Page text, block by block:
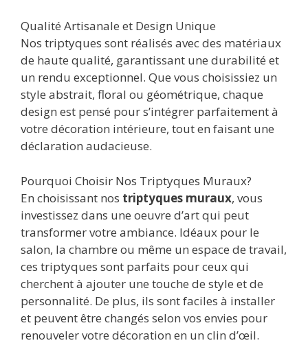
Qualité Artisanale et Design Unique
Nos triptyques sont réalisés avec des matériaux
de haute qualité, garantissant une durabilité et
un rendu exceptionnel. Que vous choisissiez un
style abstrait, floral ou géométrique, chaque
design est pensé pour s’intégrer parfaitement à
votre décoration intérieure, tout en faisant une
déclaration audacieuse.
Pourquoi Choisir Nos Triptyques Muraux?
En choisissant nos triptyques muraux, vous
investissez dans une oeuvre d’art qui peut
transformer votre ambiance. Idéaux pour le
salon, la chambre ou même un espace de travail,
ces triptyques sont parfaits pour ceux qui
cherchent à ajouter une touche de style et de
personnalité. De plus, ils sont faciles à installer
et peuvent être changés selon vos envies pour
renouveler votre décoration en un clin d’œil.